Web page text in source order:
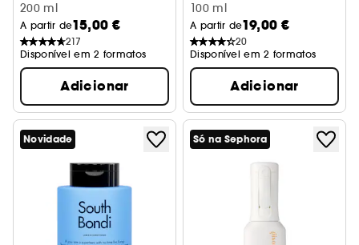
Condicionador hidratante
200 ml
A partir de15,00 €
217
Disponível em 2 formatos
Adicionar
Condicionador
100 ml
A partir de19,00 €
20
Disponível em 2 formatos
Adicionar
Novidade Só na Sephora